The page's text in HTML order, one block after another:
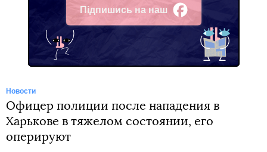
Підпишись на наш
Facebook
Новости
Офицер полиции после нападения в
Харькове в тяжелом состоянии, его
оперируют